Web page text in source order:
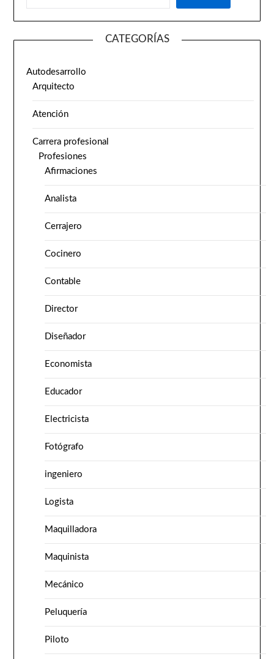
CATEGORÍAS
Autodesarrollo
Arquitecto
Atención
Carrera profesional
Profesiones
Afirmaciones
Analista
Cerrajero
Cocinero
Contable
Director
Diseñador
Economista
Educador
Electricista
Fotógrafo
ingeniero
Logista
Maquilladora
Maquinista
Mecánico
Peluquería
Piloto